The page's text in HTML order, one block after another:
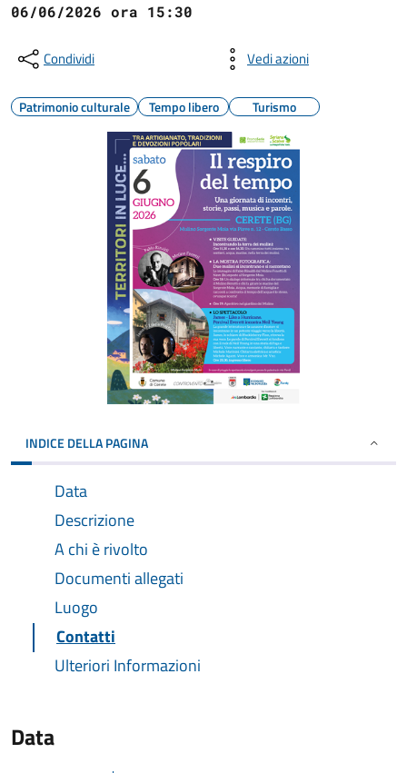
06/06/2026 ora 15:30
Condividi Vedi azioni
Patrimonio culturale Tempo libero Turismo
INDICE DELLA PAGINA
Data
Descrizione
A chi è rivolto
Documenti allegati
Luogo
Contatti
Ulteriori Informazioni
Data